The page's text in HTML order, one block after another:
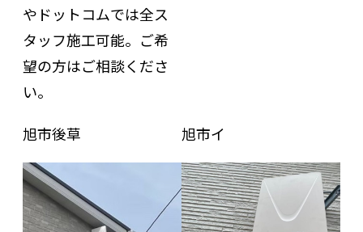
やドットコムでは全ス
タッフ施工可能。ご希
望の方はご相談くださ
い。
旭市後草 旭市イ